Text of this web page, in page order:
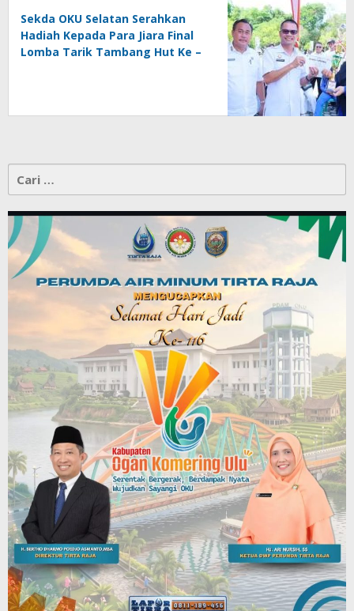
Sekda OKU Selatan Serahkan
Hadiah Kepada Para Jiara Final
Lomba Tarik Tambang Hut Ke –
untuk: